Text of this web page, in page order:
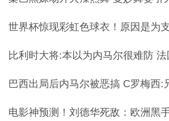
世界杯惊现彩虹色球衣！原因是为
比利时大将:本以为内马尔很难防
巴西出局后内马尔被恶搞 C罗梅西: